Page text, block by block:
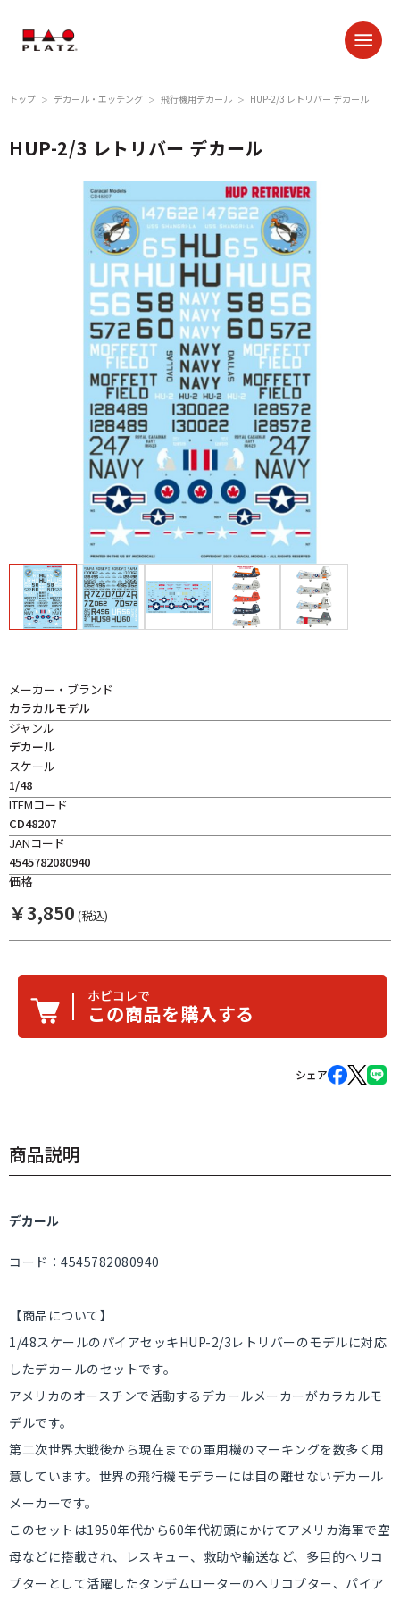
トップ ＞ デカール・エッチング ＞ 飛行機用デカール ＞ HUP-2/3 レトリバー デカール
HUP-2/3 レトリバー デカール
メーカー・ブランド
カラカルモデル
ジャンル
デカール
スケール
1/48
ITEMコード
CD48207
JANコード
4545782080940
価格
￥3,850 (税込)
ホビコレで
この商品を購入する
シェア
商品説明
デカール
コード：4545782080940
【商品について】
1/48スケールのパイアセッキHUP-2/3レトリバーのモデルに対応
したデカールのセットです。
アメリカのオースチンで活動するデカールメーカーがカラカルモ
デルです。
第二次世界大戦後から現在までの軍用機のマーキングを数多く用
意しています。世界の飛行機モデラーには目の離せないデカール
メーカーです。
このセットは1950年代から60年代初頭にかけてアメリカ海軍で空
母などに搭載され、レスキュー、救助や輸送など、多目的ヘリコ
プターとして活躍したタンデムローターのヘリコプター、パイア